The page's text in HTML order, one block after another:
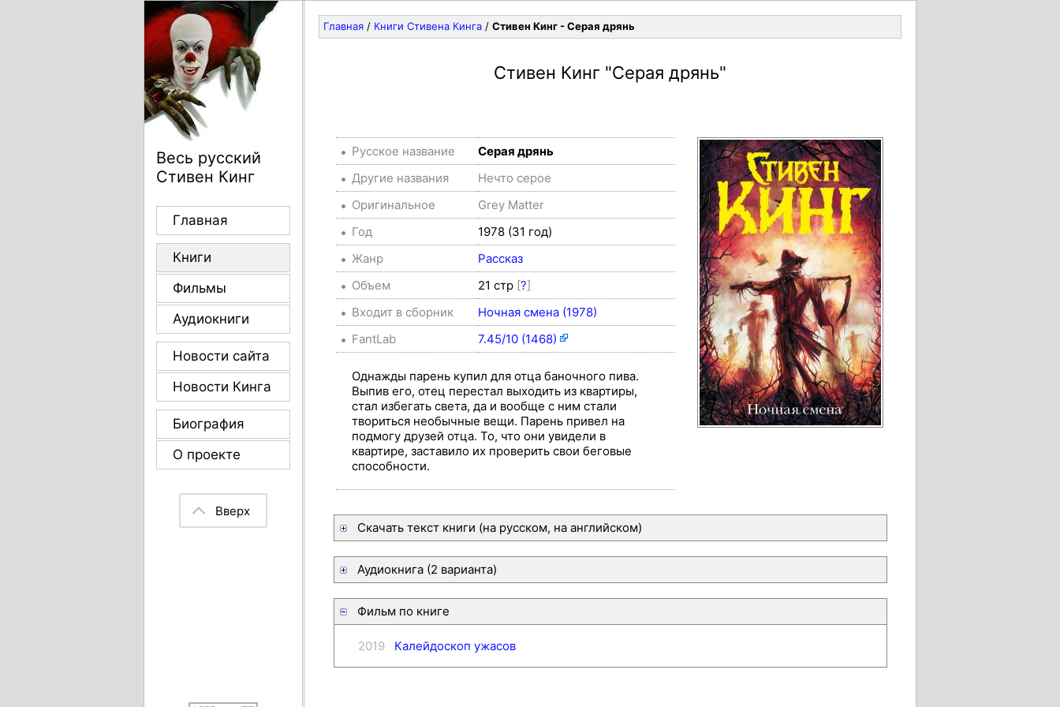
Весь русский
Стивен Кинг
Главная
Книги
Фильмы
Аудиокниги
Новости сайта
Новости Кинга
Биография
О проекте
Вверх
Главная / Книги Стивена Кинга / Стивен Кинг - Серая дрянь
Стивен Кинг "Серая дрянь"
Русское название
Серая дрянь
Другие названия
Нечто серое
Оригинальное
Grey Matter
Год
1978 (31 год)
Жанр
Рассказ
Объем
21 стр [?]
Входит в сборник
Ночная смена (1978)
FantLab
7.45/10 (1468)
Однажды парень купил для отца баночного пива.
Выпив его, отец перестал выходить из квартиры,
стал избегать света, да и вообще с ним стали
твориться необычные вещи. Парень привел на
подмогу друзей отца. То, что они увидели в
квартире, заставило их проверить свои беговые
способности.
Скачать текст книги (на русском, на английском)
Аудиокнига (2 варианта)
Фильм по книге
2019 Калейдоскоп ужасов